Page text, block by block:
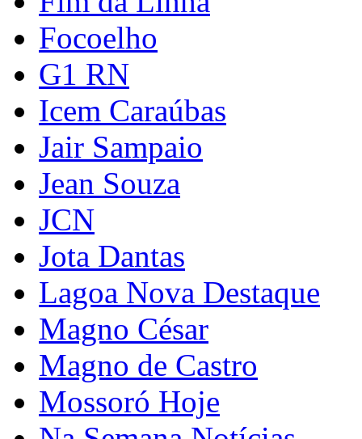
Focoelho
G1 RN
Icem Caraúbas
Jair Sampaio
Jean Souza
JCN
Jota Dantas
Lagoa Nova Destaque
Magno César
Magno de Castro
Mossoró Hoje